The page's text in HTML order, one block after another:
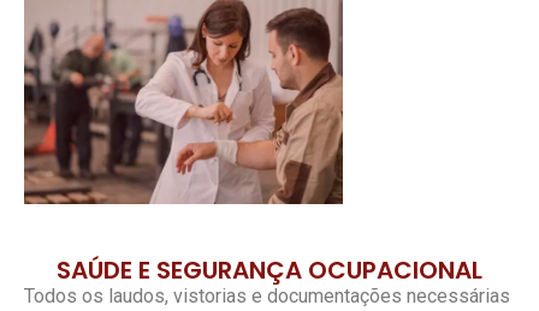
SAÚDE E SEGURANÇA OCUPACIONAL
Todos os laudos, vistorias e documentações necessárias